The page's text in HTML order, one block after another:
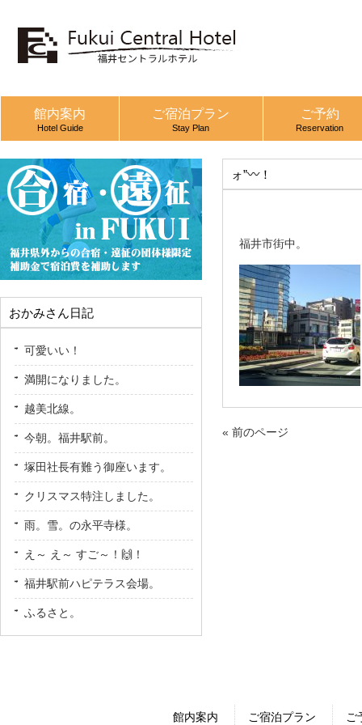
館内案内
Hotel Guide
ご宿泊プラン
Stay Plan
ご予約
Reservation
ォ”〰！
福井市街中。
« 前のページ
おかみさん日記
可愛いい！
満開になりました。
越美北線。
今朝。福井駅前。
塚田社長有難う御座います。
クリスマス特注しました。
雨。雪。の永平寺様。
え～ え～ すご～！🙌！
福井駅前ハピテラス会場。
ふるさと。
館内案内 ご宿泊プラン ご